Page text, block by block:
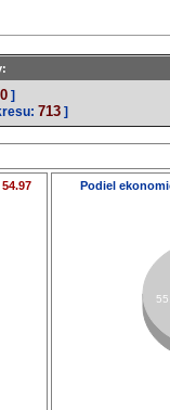
]
713 ]
54.97 Podiel